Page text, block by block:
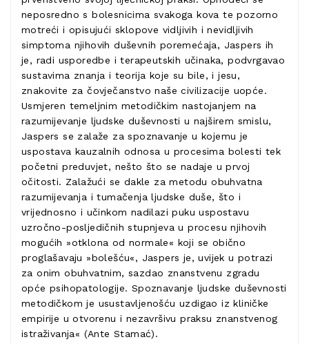
neposredno s bolesnicima svakoga kova te pozorno
motreći i opisujući sklopove vidljivih i nevidljivih
simptoma njihovih duševnih poremećaja, Jaspers ih
je, radi usporedbe i terapeutskih učinaka, podvrgavao
sustavima znanja i teorija koje su bile, i jesu,
znakovite za čovječanstvo naše civilizacije uopće.
Usmjeren temeljnim metodičkim nastojanjem na
razumijevanje ljudske duševnosti u najširem smislu,
Jaspers se zalaže za spoznavanje u kojemu je
uspostava kauzalnih odnosa u procesima bolesti tek
početni preduvjet, nešto što se nadaje u prvoj
očitosti. Zalažući se dakle za metodu obuhvatna
razumijevanja i tumačenja ljudske duše, što i
vrijednosno i učinkom nadilazi puku uspostavu
uzročno-posljedičnih stupnjeva u procesu njihovih
mogućih »otklona od normale« koji se obično
proglašavaju »bolešću«, Jaspers je, uvijek u potrazi
za onim obuhvatnim, sazdao znanstvenu zgradu
opće psihopatologije. Spoznavanje ljudske duševnosti
metodičkom je usustavljenošću uzdigao iz kliničke
empirije u otvorenu i nezavršivu praksu znanstvenog
istraživanja« (Ante Stamać).